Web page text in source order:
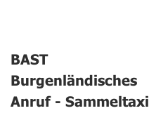
BAST
Burgenländisches
Anruf - Sammeltaxi